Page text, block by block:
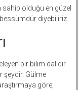
sahip olduğu en güzel
diyebiliriz.
bir bilim dalıdır.
şeydir. Gülme
göre;